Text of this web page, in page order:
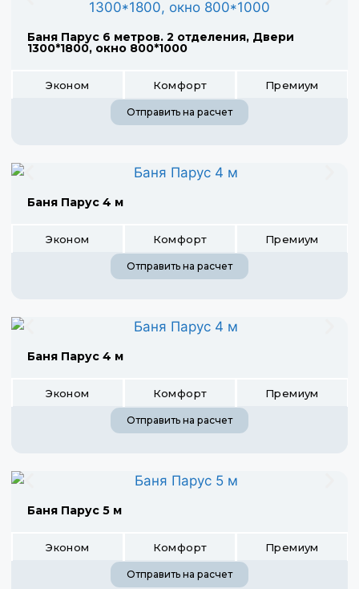
Баня Парус 6 метров. 2 отделения, Двери
1300*1800, окно 800*1000
Эконом Комфорт Премиум
Отправить на расчет
Баня Парус 4 м
Эконом Комфорт Премиум
Отправить на расчет
Баня Парус 4 м
Эконом Комфорт Премиум
Отправить на расчет
Баня Парус 5 м
Эконом Комфорт Премиум
Отправить на расчет